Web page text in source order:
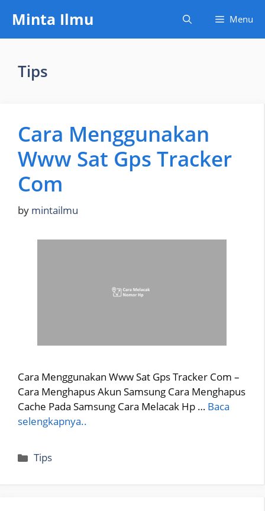
content
Minta Ilmu Menu
Tips
Cara Menggunakan
Www Sat Gps Tracker
Com
by mintailmu
Cara Menggunakan Www Sat Gps Tracker Com –
Cara Menghapus Akun Samsung Cara Menghapus
Cache Pada Samsung Cara Melacak Hp … Baca
selengkapnya..
Categories
Tips